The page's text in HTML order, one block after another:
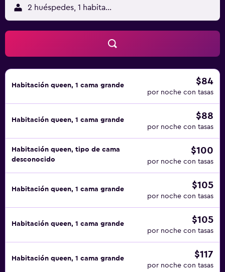
de plumas. En este apartotel de 3,5 estrellas, los
alojamientos incluyen cocina con frigorífico/congelador
grande, placa de cocina, microondas y comedor
independiente. Los baños están equipados con ducha y
bañera combinadas con cabezal de ducha tipo lluvia,
artículos de higiene personal gratuitos y secador de pelo.
Este apartotel en Antigua Guatemala ofrece acceso a
Internet wifi gratis. Se ofrece una televisión LCD de 32
pulgadas con canales por cable de suscripción. Las
habitaciones también incluyen caja fuerte y cafetera y
tetera. Se ofrece servicio de descubierta nocturno y
servicio de limpieza todos los días. Es posible solicitar
masajes en la habitación. Se pueden practicar las
actividades de ocio y esparcimiento que se indican más
posible que se aplique un recargo).
2 huéspedes, 1 habitación
Habitación queen, 1 cama grande $84
por noche con tasas
Habitación queen, 1 cama grande $88
por noche con tasas
Habitación queen, tipo de cama
desconocido
$100
por noche con tasas
Habitación queen, 1 cama grande $105
por noche con tasas
Habitación queen, 1 cama grande $105
por noche con tasas
Habitación queen, 1 cama grande $117
por noche con tasas